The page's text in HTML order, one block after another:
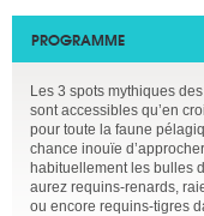
PROGRAMME
Les 3 spots mythiques
sont accessibles qu’en
pour toute la faune
chance inouïe
habituellement les bulles
aurez requins-renards,
ou encore requins-tigres